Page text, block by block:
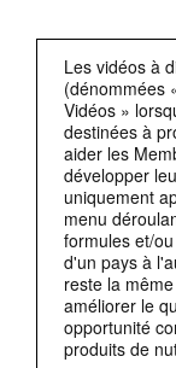
Les vidéos à
(dénommées
Vidéos »
destinées à
aider les
développer
uniquement
menu
formules et/
d'un pays à
reste la
améliorer le
opportunité
produits de
Accès aux
Un autre domaine